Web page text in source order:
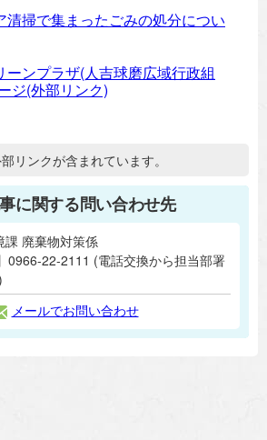
清掃で集まったごみの処分につい
ーンプラザ(人吉球磨広域行政組
ジ(外部リンク)
ク
リンクが含まれています。
に関する問い合わせ先
課 廃棄物対策係
0966-22-2111 (電話交換から担当部署
メールでお問い合わせ